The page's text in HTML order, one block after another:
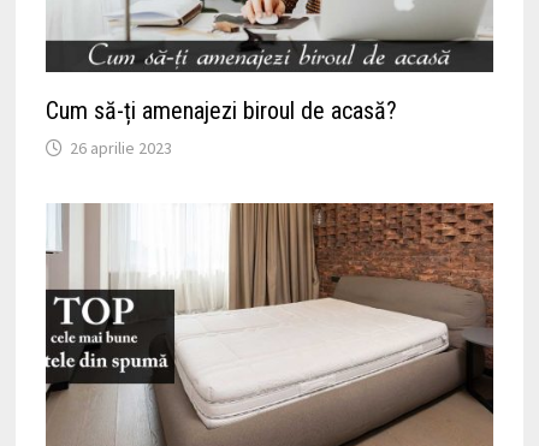
Cum să-ți amenajezi biroul de acasă?
26 aprilie 2023